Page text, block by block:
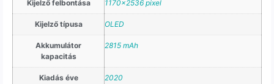
Kijelző felbontása 1170×2536 pixel
Kijelző típusa OLED
Akkumulátor
kapacitás
2815 mAh
Kiadás éve 2020